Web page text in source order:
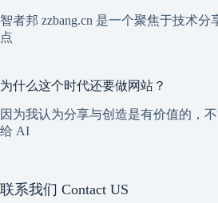
智者邦 zzbang.cn 是一个聚焦于技术分
点
为什么这个时代还要做网站？
因为我认为分享与创造是有价值的，
给 AI
联系我们 Contact US